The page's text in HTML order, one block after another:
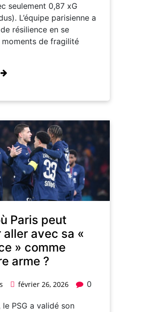
seulement 0,87 xG
L’équipe parisienne a
résilience en se
moments de fragilité
Paris peut
aller avec sa «
» comme
arme ?
février 26, 2026 0
PSG a validé son